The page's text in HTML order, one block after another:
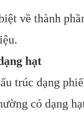
về thành
hạt
trúc dạng
có dạng